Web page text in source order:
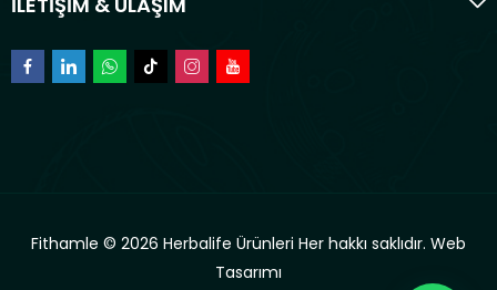
Fithamle © 2026 Herbalife Ürünleri Her hakkı saklıdır. Web
Tasarımı